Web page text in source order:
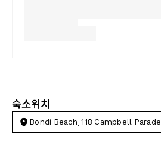
숙소위치
Bondi Beach, 118 Campbell Parade